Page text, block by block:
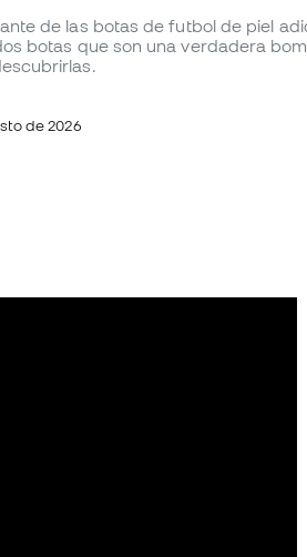
de las botas de futbol de piel
botas que son una verdadera
de 2026